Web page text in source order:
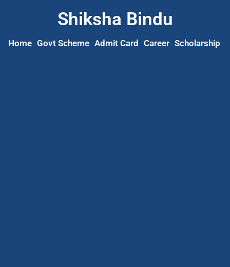
Shiksha Bindu
Home Govt Scheme Admit Card Career Scholarship